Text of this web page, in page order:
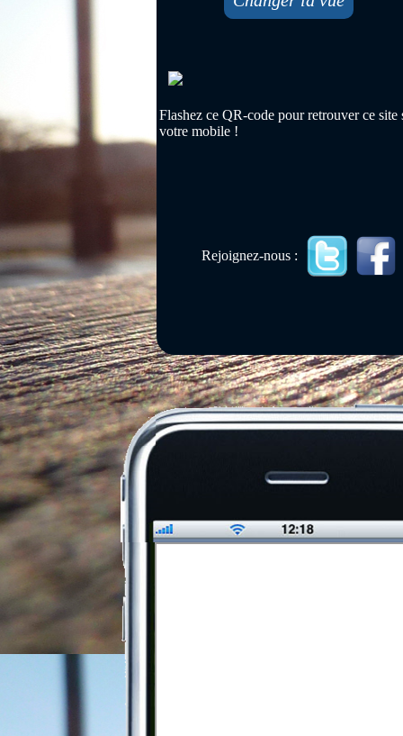
Flashez ce QR-code pour retrouver ce site
votre mobile !
Rejoignez-nous :